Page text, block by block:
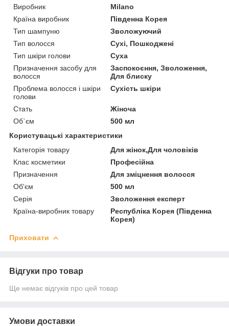
Виробник
Milano
Країна виробник
Південна Корея
Тип шампуню
Зволожуючий
Тип волосся
Сухі, Пошкоджені
Тип шкіри голови
Суха
Призначення засобу для
волосся
Заспокоєння, Зволоження,
Для блиску
Проблема волосся і шкіри
голови
Сухість шкіри
Стать
Жіноча
Об`єм
500 мл
Користувацькі характеристики
Категорія товару
Для жінок,Для чоловіків
Клас косметики
Професійна
Призначення
Для зміцнення волосся
Об'єм
500 мл
Серія
Зволоження експерт
Країна-виробник товару
Республіка Корея (Південна
Корея)
Приховати
Відгуки про товар
Ще немає відгуків про цей товар
Умови доставки